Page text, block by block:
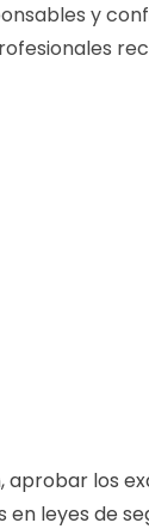
y
aprobar los
leyes de